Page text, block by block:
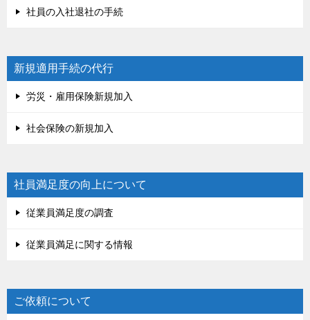
社員の入社退社の手続
新規適用手続の代行
労災・雇用保険新規加入
社会保険の新規加入
社員満足度の向上について
従業員満足度の調査
従業員満足に関する情報
ご依頼について